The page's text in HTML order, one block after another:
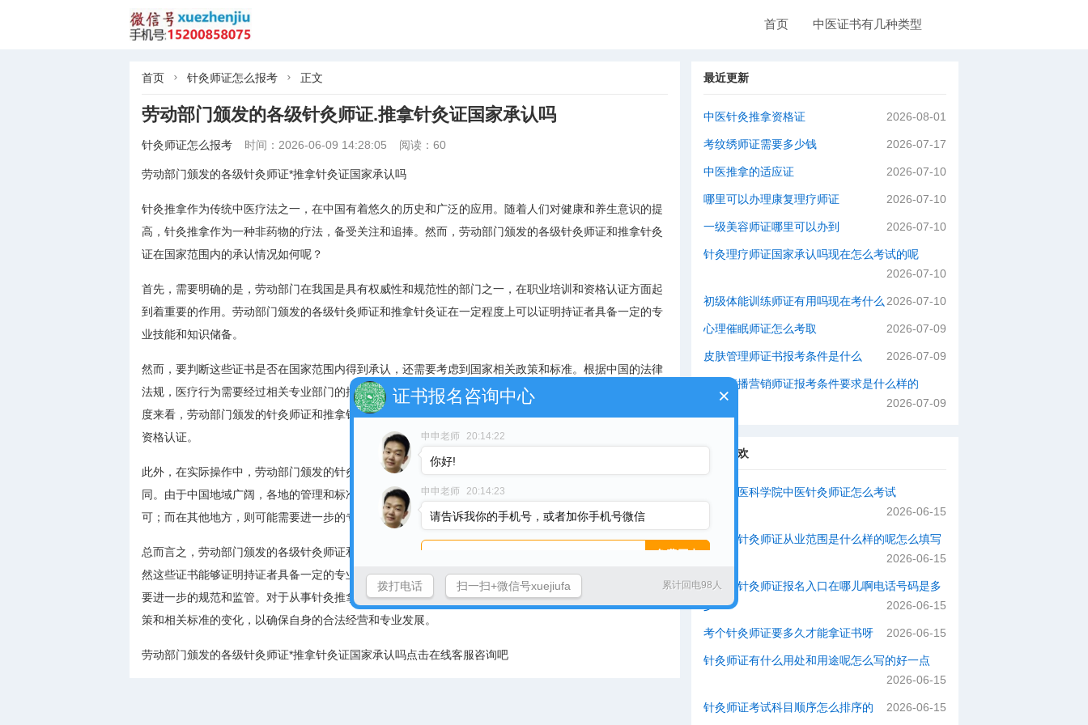
首页 中医证书有几种类型
首页  针灸师证怎么报考  正文
劳动部门颁发的各级针灸师证.推拿针灸证国家承认吗
针灸师证怎么报考 时间：2026-06-09 14:28:05 阅读：60
劳动部门颁发的各级针灸师证*推拿针灸证国家承认吗
针灸推拿作为传统中医疗法之一，在中国有着悠久的历史和广泛的应用。随着人们对健康和养生意识的提
高，针灸推拿作为一种非药物的疗法，备受关注和追捧。然而，劳动部门颁发的各级针灸师证和推拿针灸
证在国家范围内的承认情况如何呢？
首先，需要明确的是，劳动部门在我国是具有权威性和规范性的部门之一，在职业培训和资格认证方面起
到着重要的作用。劳动部门颁发的各级针灸师证和推拿针灸证在一定程度上可以证明持证者具备一定的专
业技能和知识储备。
然而，要判断这些证书是否在国家范围内得到承认，还需要考虑到国家相关政策和标准。根据中国的法律
法规，医疗行为需要经过相关专业部门的批准和监管，以确保医务人员的专业水平和医疗质量。从这个角
度来看，劳动部门颁发的针灸师证和推拿针灸证可能只是一种职业培训证书，并不被国家视为医疗行为的
资格认证。
此外，在实际操作中，劳动部门颁发的针灸师证和推拿针灸证在不同地区和行业的承认程度也会有所不
同。由于中国地域广阔，各地的管理和标准也有所不同，因此在有些地方，这些证书可能被普遍接受和认
可；而在其他地方，则可能需要进一步的专业考试和审查。
总而言之，劳动部门颁发的各级针灸师证和推拿针灸证在国家范围内是否被承认，是一个复杂的问题。虽
然这些证书能够证明持证者具备一定的专业技能和知识储备，但是否被国家视为医疗行为的资格认证还需
要进一步的规范和监管。对于从事针灸推拿行业的人们来说，不仅需要持证上岗，还需要密切关注国家政
策和相关标准的变化，以确保自身的合法经营和专业发展。
劳动部门颁发的各级针灸师证*推拿针灸证国家承认吗点击在线客服咨询吧
最近更新
中医针灸推拿资格证 2026-08-01
考纹绣师证需要多少钱 2026-07-17
中医推拿的适应证 2026-07-10
哪里可以办理康复理疗师证 2026-07-10
一级美容师证哪里可以办到 2026-07-10
针灸理疗师证国家承认吗现在怎么考试的呢
2026-07-10
初级体能训练师证有用吗现在考什么 2026-07-10
心理催眠师证怎么考取 2026-07-09
皮肤管理师证书报考条件是什么 2026-07-09
网络直播营销师证报考条件要求是什么样的
2026-07-09
猜你喜欢
中国中医科学院中医针灸师证怎么考试
2026-06-15
劳动部针灸师证从业范围是什么样的呢怎么填写
2026-06-15
卫健委针灸师证报名入口在哪儿啊电话号码是多
少
2026-06-15
考个针灸师证要多久才能拿证书呀 2026-06-15
针灸师证有什么用处和用途呢怎么写的好一点
2026-06-15
针灸师证考试科目顺序怎么排序的 2026-06-15
证书报名咨询中心 ×
你好!
请告诉我你的手机号，或者加你手机号微信
拨打电话 扫一扫+微信号xuejiufa